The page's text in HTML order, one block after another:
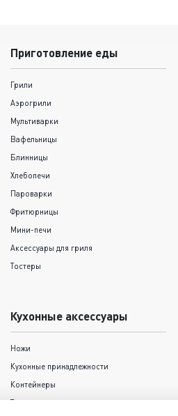
Приготовление еды
Грили
Аэрогрили
Мультиварки
Вафельницы
Блинницы
Хлебопечи
Пароварки
Фритюрницы
Мини-печи
Аксессуары для гриля
Тостеры
Кухонные аксессуары
Ножи
Кухонные принадлежности
Контейнеры
Термокружки и термосы